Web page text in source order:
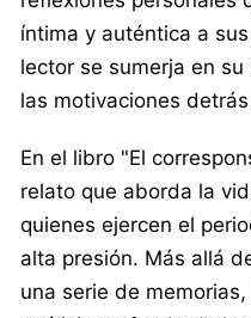
íntima y auténtica a
lector se sumerja en
las motivaciones
En el libro "El
relato que aborda la
quienes ejercen el
alta presión. Más allá
una serie de